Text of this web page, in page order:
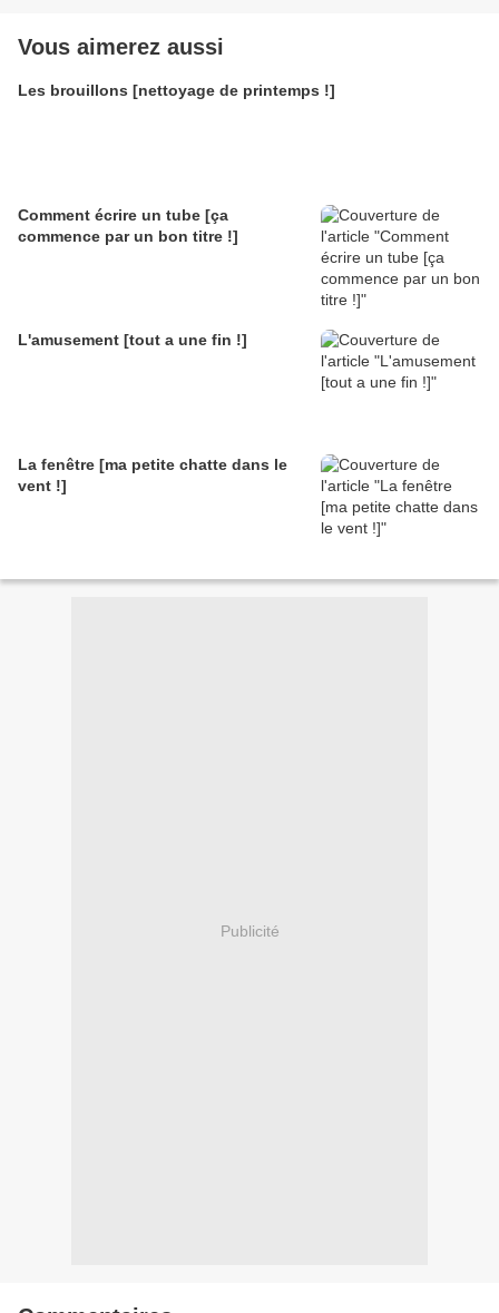
Vous aimerez aussi
Les brouillons [nettoyage de printemps !]
Comment écrire un tube [ça
commence par un bon titre !]
L'amusement [tout a une fin !]
La fenêtre [ma petite chatte dans le
vent !]
Publicité